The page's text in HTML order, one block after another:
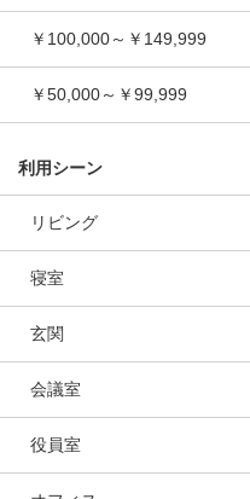
￥100,000～￥149,999
￥50,000～￥99,999
利用シーン
リビング
寝室
玄関
会議室
役員室